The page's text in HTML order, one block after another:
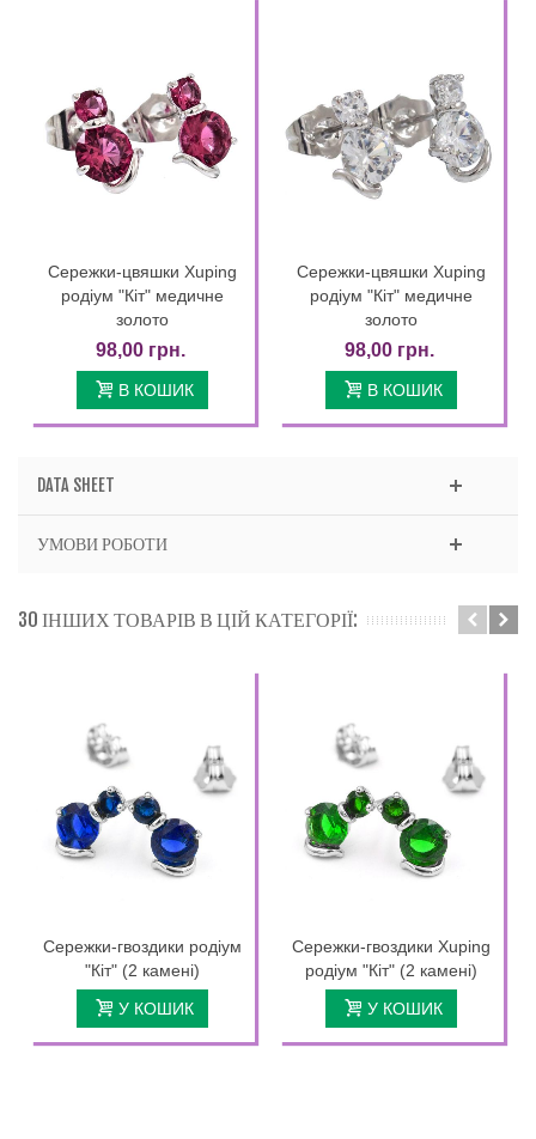
Сережки-цвяшки Xuping
родіум "Кіт" медичне
золото
98,00 грн.
В КОШИК
Сережки-цвяшки Xuping
родіум "Кіт" медичне
золото
98,00 грн.
В КОШИК
DATA SHEET
УМОВИ РОБОТИ
30 ІНШИХ ТОВАРІВ В ЦІЙ КАТЕГОРІЇ:
Сережки-гвоздики родіум
"Кіт" (2 камені)
У КОШИК
Сережки-гвоздики Xuping
родіум "Кіт" (2 камені)
У КОШИК